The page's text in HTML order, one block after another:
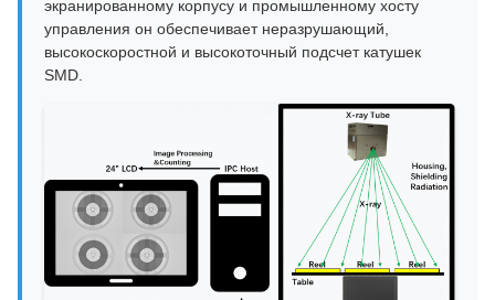
экранированному корпусу и промышленному хосту
управления он обеспечивает неразрушающий,
высокоскоростной и высокоточный подсчет катушек
SMD.